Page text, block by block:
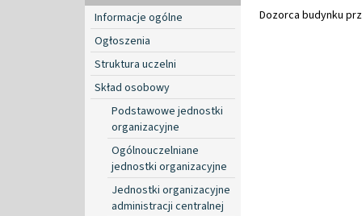
Informacje ogólne
Ogłoszenia
Struktura uczelni
Skład osobowy
Podstawowe jednostki
organizacyjne
Ogólnouczelniane
jednostki organizacyjne
Jednostki organizacyjne
administracji centralnej
Dozorca budynku